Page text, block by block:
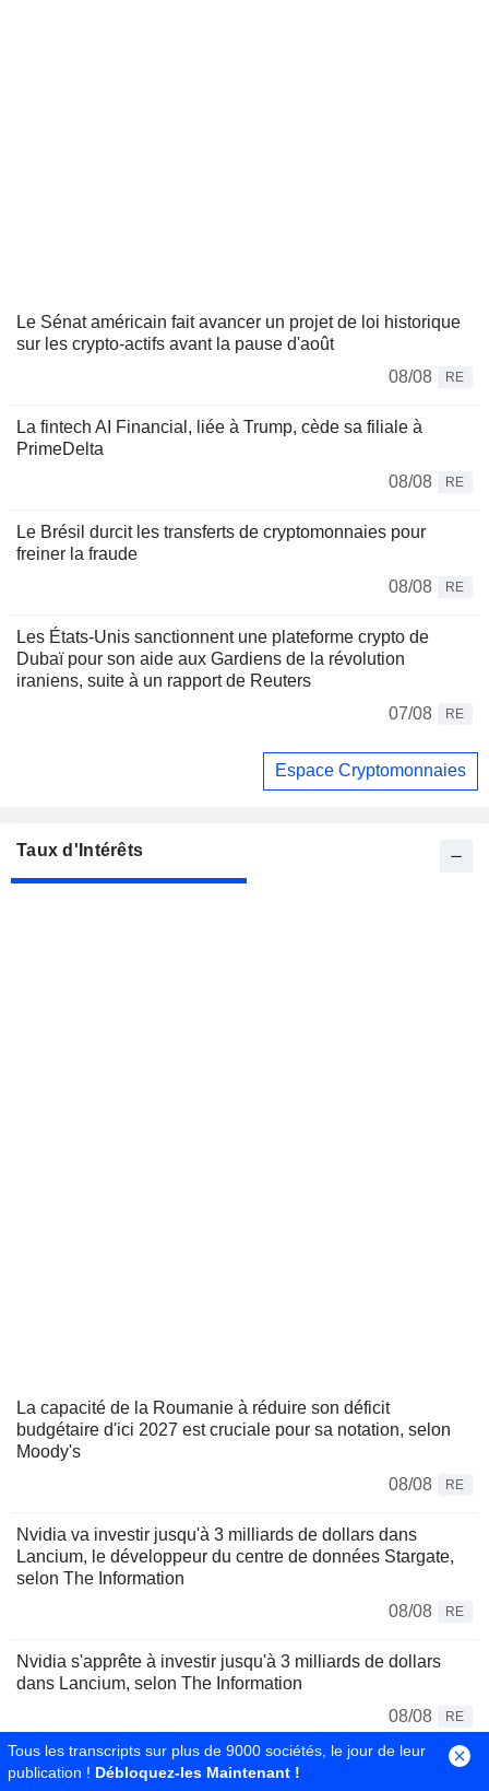
Le Sénat américain fait avancer un projet de loi historique
sur les crypto-actifs avant la pause d'août
08/08
RE
La fintech AI Financial, liée à Trump, cède sa filiale à
PrimeDelta
08/08
RE
Le Brésil durcit les transferts de cryptomonnaies pour
freiner la fraude
08/08
RE
Les États-Unis sanctionnent une plateforme crypto de
Dubaï pour son aide aux Gardiens de la révolution
iraniens, suite à un rapport de Reuters
07/08
RE
Espace Cryptomonnaies
Taux d'Intérêts
La capacité de la Roumanie à réduire son déficit
budgétaire d'ici 2027 est cruciale pour sa notation, selon
Moody's
08/08
RE
Nvidia va investir jusqu'à 3 milliards de dollars dans
Lancium, le développeur du centre de données Stargate,
selon The Information
08/08
RE
Nvidia s'apprête à investir jusqu'à 3 milliards de dollars
dans Lancium, selon The Information
08/08
RE
Le Brésil durcit les transferts de cryptomonnaies pour
Tous les transcripts sur plus de 9000 sociétés, le jour de leur
publication ! Débloquez-les Maintenant !